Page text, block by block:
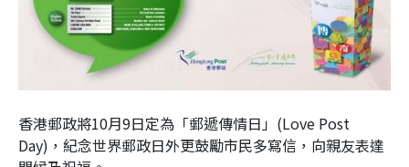
香港郵政將10月9日定為「郵遞傳情日」(Love Post
Day)，紀念世界郵政日外更鼓勵市民多寫信，向親友表達